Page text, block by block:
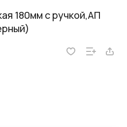
180мм с ручкой,АП